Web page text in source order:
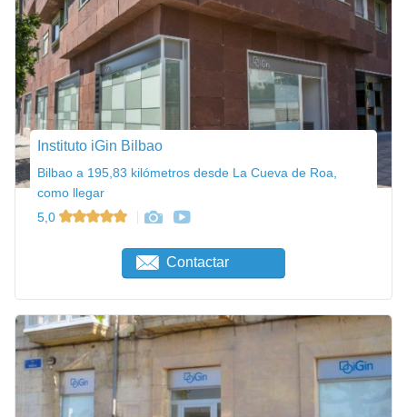
Instituto iGin Bilbao
Bilbao a 195,83 kilómetros desde La Cueva de Roa,
como llegar
5,0
Contactar